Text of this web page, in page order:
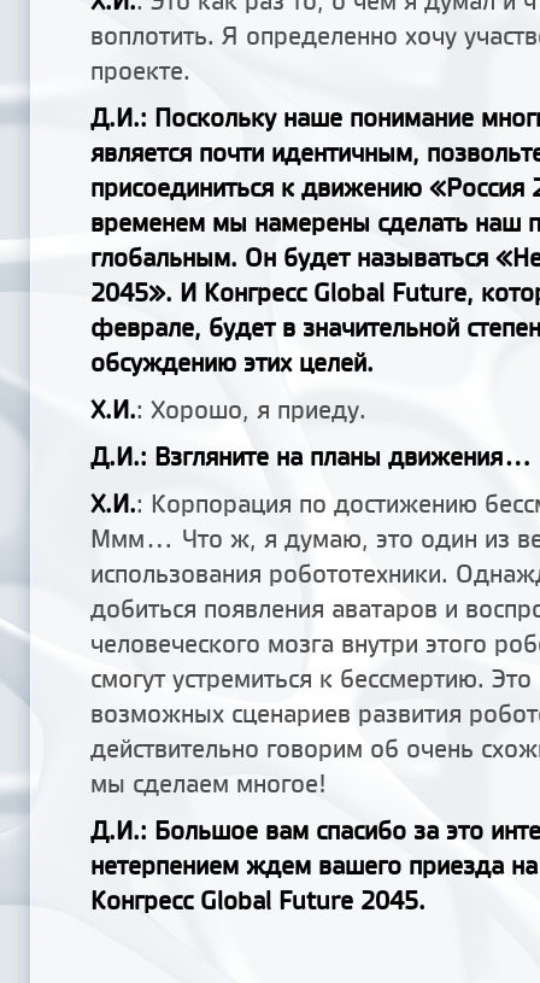
воплотить. Я определенно хочу
проекте.
Д.И.: Поскольку наше понимание
является почти идентичным,
присоединиться к движению «Россия
временем мы намерены сделать наш
глобальным. Он будет называться
2045». И Конгресс Global Future,
феврале, будет в значительной
обсуждению этих целей.
Х.И.: Хорошо, я приеду.
Д.И.: Взгляните на планы движения...
Х.И.: Корпорация по достижению
Ммм... Что ж, я думаю, это один из
использования робототехники.
добиться появления аватаров и
человеческого мозга внутри этого
смогут устремиться к бессмертию.
возможных сценариев развития
действительно говорим об очень
мы сделаем многое!
Д.И.: Большое вам спасибо за это
нетерпением ждем вашего приезда
Конгресс Global Future 2045.